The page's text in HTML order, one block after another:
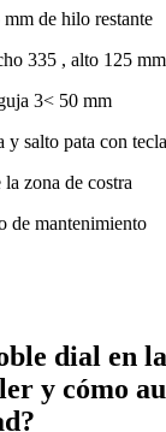
de hilo restante
335 , alto 125 mm
3< 50 mm
salto pata con
zona de costra
de mantenimiento
dial en
y cómo